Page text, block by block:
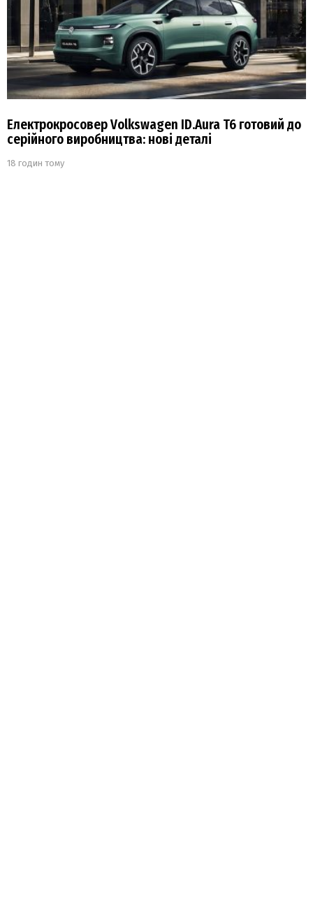
Електрокросовер Volkswagen ID.Aura T6 готовий до
серійного виробництва: нові деталі
18 годин тому